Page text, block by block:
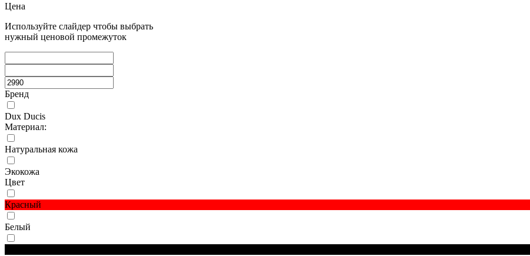
Цена
Используйте слайдер чтобы выбрать
нужный ценовой промежуток
Бренд
Dux Ducis
Материал:
Натуральная кожа
Экокожа
Цвет
Красный
Белый